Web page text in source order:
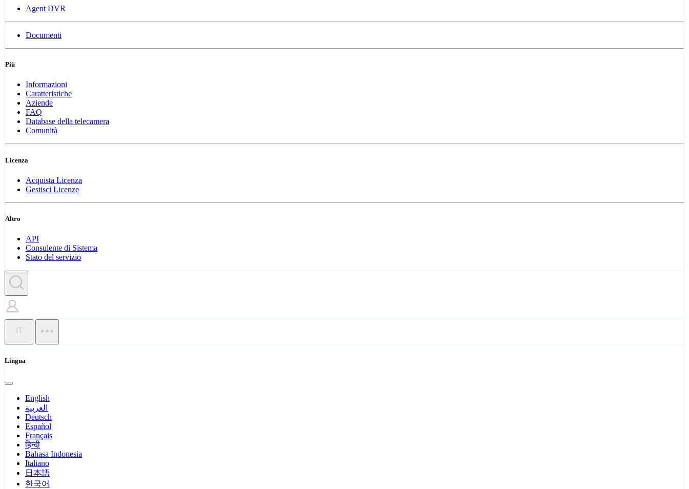
Agent DVR
Documenti
Più
Informazioni
Caratteristiche
Aziende
FAQ
Database della telecamera
Comunità
Licenza
Acquista Licenza
Gestisci Licenze
Altro
API
Consulente di Sistema
Stato del servizio
IT
Lingua
English
العربية
Deutsch
Español
Français
हिन्दी
Bahasa Indonesia
Italiano
日本語
한국어